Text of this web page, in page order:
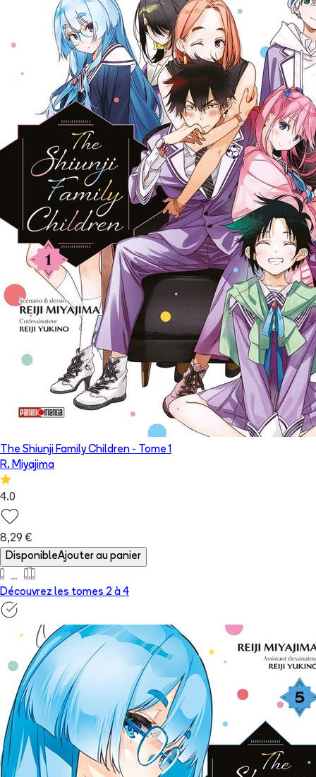
The Shiunji Family Children - Tome 1
R. Miyajima
4.0
8,29 €
DisponibleAjouter au panier
Découvrez les tomes 2 à 4